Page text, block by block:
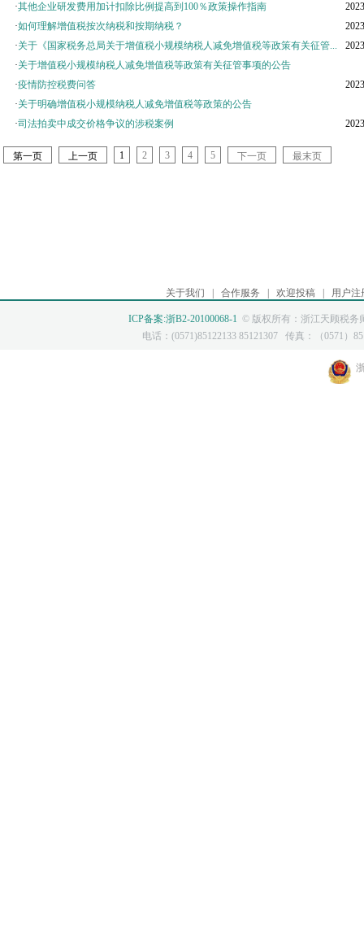
·其他企业研发费用加计扣除比例提高到100％政策操作指南
·如何理解增值税按次纳税和按期纳税？
·关于《国家税务总局关于增值税小规模纳税人减免增值税等政策有关征管...
·关于增值税小规模纳税人减免增值税等政策有关征管事项的公告
·疫情防控税费问答
·关于明确增值税小规模纳税人减免增值税等政策的公告
·司法拍卖中成交价格争议的涉税案例
第一页 上一页 1 2 3 4 5 下一页 最末页
关于我们 合作服务 欢迎投稿 用户注
ICP备案:浙B2-20100068-1 © 版权所有：浙江天顾税务
电话：(0571)85122133 85121307 传真：（0571）